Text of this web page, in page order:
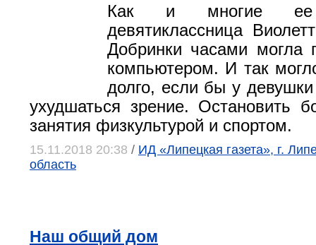
Как и многие ее
девятиклассница
Добринки часами могла
компьютером. И так
долго, если бы у девушки
ухудшаться зрение. Остановить
занятия физкультурой и спортом.
15.11.2018 20:38 / ИД «Липецкая газета», г.
область
Наш общий дом